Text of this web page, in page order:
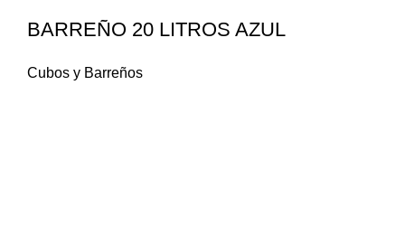
BARREÑO 20 LITROS AZUL
Cubos y Barreños